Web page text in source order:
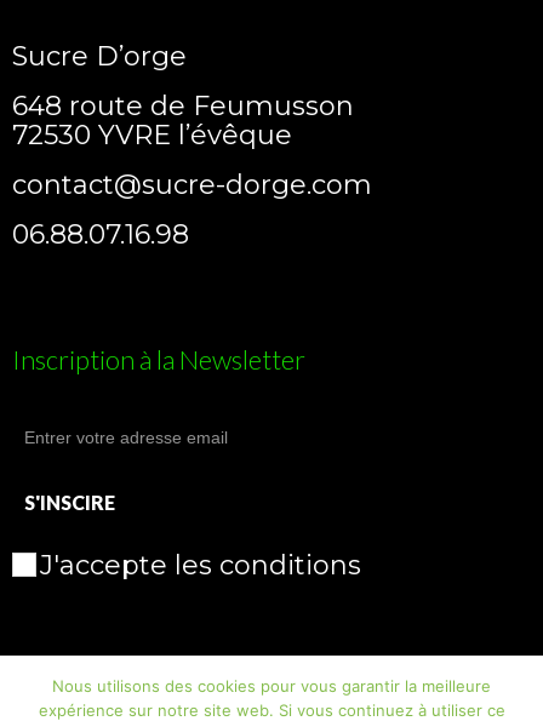
Sucre D’orge
648 route de Feumusson
72530 YVRE l’évêque
contact@sucre-dorge.com
06.88.07.16.98
Inscription à la Newsletter
J'accepte les conditions
Nous utilisons des cookies pour vous garantir la meilleure
expérience sur notre site web. Si vous continuez à utiliser ce